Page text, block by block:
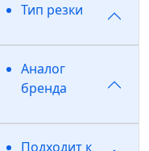
Тип резки
Аналог
бренда
Подходит к